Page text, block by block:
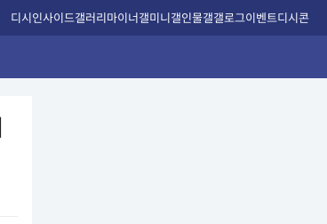
디시인사이드갤러리마이너갤미니갤인물갤갤로그이벤트디시콘